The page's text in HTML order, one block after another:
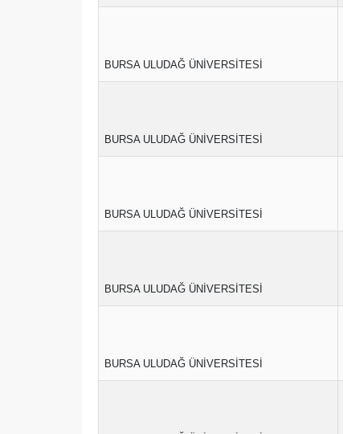
BURSA ULUDAĞ ÜNİVERSİTESİ
BURSA ULUDAĞ ÜNİVERSİTESİ
BURSA ULUDAĞ ÜNİVERSİTESİ
BURSA ULUDAĞ ÜNİVERSİTESİ
BURSA ULUDAĞ ÜNİVERSİTESİ